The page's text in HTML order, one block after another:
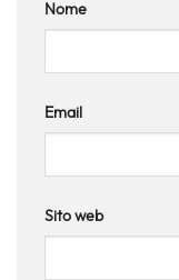
Nome
Email
Sito web